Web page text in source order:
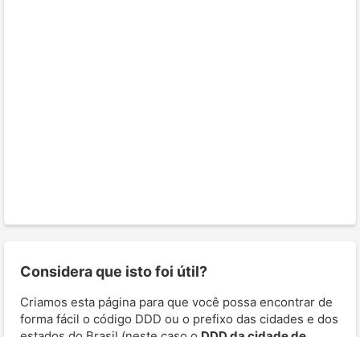
Considera que isto foi útil?
Criamos esta página para que você possa encontrar de
forma fácil o código DDD ou o prefixo das cidades e dos